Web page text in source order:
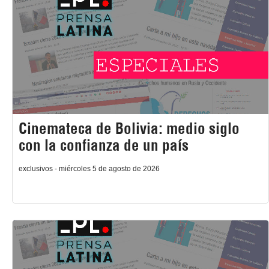
Cinemateca de Bolivia: medio siglo
con la confianza de un país
exclusivos - miércoles 5 de agosto de 2026